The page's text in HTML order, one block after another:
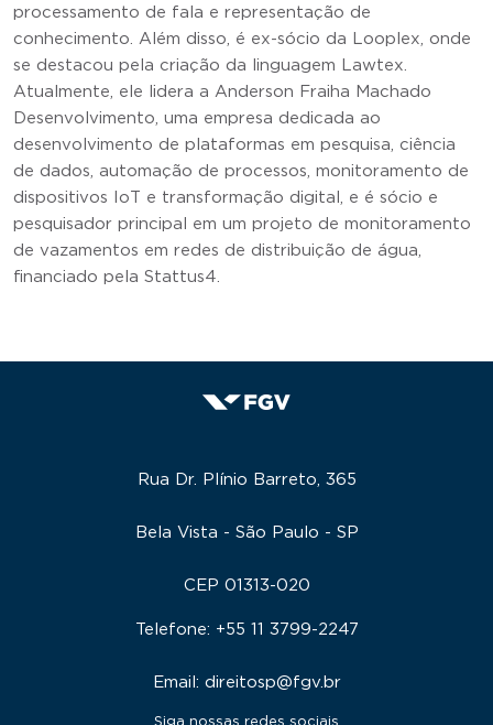
processamento de fala e representação de
conhecimento. Além disso, é ex-sócio da Looplex, onde
se destacou pela criação da linguagem Lawtex.
Atualmente, ele lidera a Anderson Fraiha Machado
Desenvolvimento, uma empresa dedicada ao
desenvolvimento de plataformas em pesquisa, ciência
de dados, automação de processos, monitoramento de
dispositivos IoT e transformação digital, e é sócio e
pesquisador principal em um projeto de monitoramento
de vazamentos em redes de distribuição de água,
financiado pela Stattus4.
Rua Dr. Plínio Barreto, 365
Bela Vista - São Paulo - SP
CEP 01313-020
Telefone: +55 11 3799-2247
Email: direitosp@fgv.br